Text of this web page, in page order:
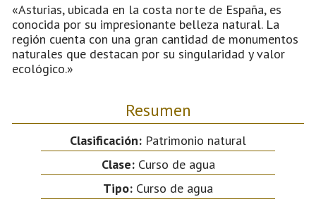
«Asturias, ubicada en la costa norte de España, es
conocida por su impresionante belleza natural. La
región cuenta con una gran cantidad de monumentos
naturales que destacan por su singularidad y valor
ecológico.»
Resumen
Clasificación: Patrimonio natural
Clase:Curso de agua
Tipo: Curso de agua